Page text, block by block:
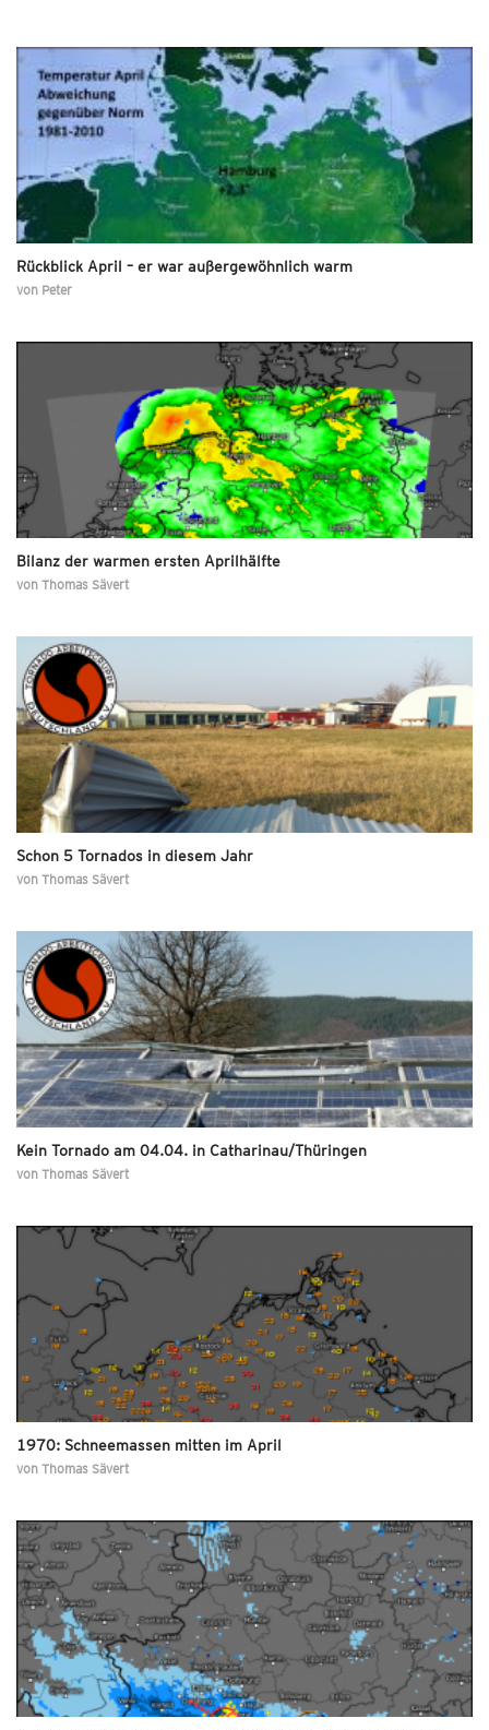
Rückblick April – er war außergewöhnlich warm
von Peter
Bilanz der warmen ersten Aprilhälfte
von Thomas Sävert
Schon 5 Tornados in diesem Jahr
von Thomas Sävert
Kein Tornado am 04.04. in Catharinau/Thüringen
von Thomas Sävert
1970: Schneemassen mitten im April
von Thomas Sävert